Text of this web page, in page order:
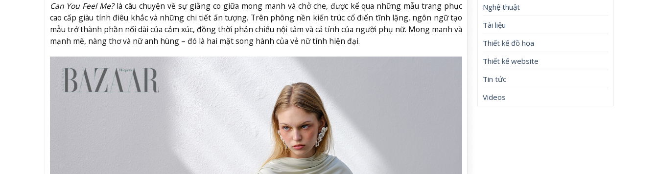
Can You Feel Me?là câu chuyện về sự giằng co giữa mong manh và chở che, được kể qua những mẫu trang phục
cao cấp giàu tính điêu khắc và những chi tiết ấn tượng. Trên phông nền kiến trúc cổ điển tĩnh lặng, ngôn ngữ tạo
mẫu trở thành phần nối dài của cảm xúc, đồng thời phản chiếu nội tâm và cá tính của người phụ nữ. Mong manh và
mạnh mẽ, nàng thơ và nữ anh hùng – đó là hai mặt song hành của vẻ nữ tính hiện đại.
Nghệ thuật
Tài liệu
Thiết kế đồ họa
Thiết kế website
Tin tức
Videos